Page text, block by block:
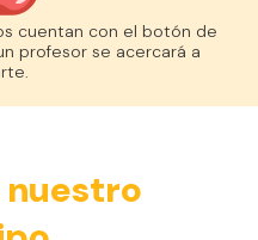
cuentan con el botón de
profesor se acercará a
nuestro